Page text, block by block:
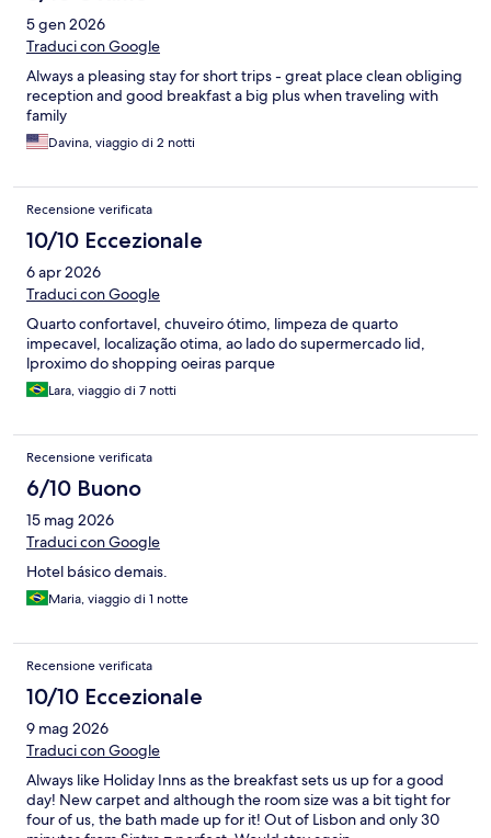
5 gen 2026
Traduci con Google
Always a pleasing stay for short trips - great place clean obliging
reception and good breakfast a big plus when traveling with
family
Davina, viaggio di 2 notti
Recensione verificata
10/10 Eccezionale
6 apr 2026
Traduci con Google
Quarto confortavel, chuveiro ótimo, limpeza de quarto
impecavel, localização otima, ao lado do supermercado lid,
lproximo do shopping oeiras parque
Lara, viaggio di 7 notti
Recensione verificata
6/10 Buono
15 mag 2026
Traduci con Google
Hotel básico demais.
Maria, viaggio di 1 notte
Recensione verificata
10/10 Eccezionale
9 mag 2026
Traduci con Google
Always like Holiday Inns as the breakfast sets us up for a good
day! New carpet and although the room size was a bit tight for
four of us, the bath made up for it! Out of Lisbon and only 30